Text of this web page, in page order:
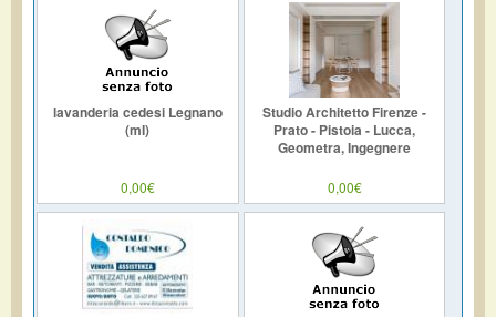
lavanderia cedesi Legnano
(mI)
0,00€
Studio Architetto Firenze -
Prato - Pistoia - Lucca,
Geometra, Ingegnere
0,00€